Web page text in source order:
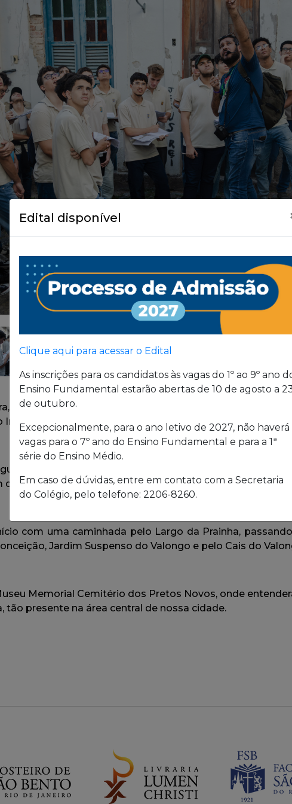
Edital disponível
Clique aqui para acessar o Edital
As inscrições para os candidatos às vagas do 1º ao 9º ano
Ensino Fundamental estarão abertas de 10 de agosto a
de outubro.
Excepcionalmente, para o ano letivo de 2027, não haverá
vagas para o 7º ano do Ensino Fundamental e para a 1ª
série do Ensino Médio.
Em caso de dúvidas, entre em contato com a Secretaria
do Colégio, pelo telefone: 2206-8260.